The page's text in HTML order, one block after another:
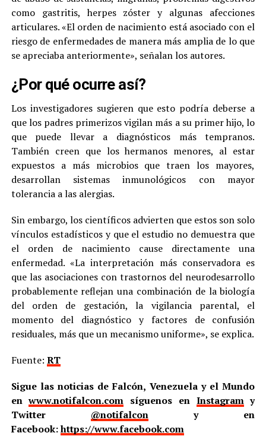
como gastritis, herpes zóster y algunas afecciones
articulares. «El orden de nacimiento está asociado con el
riesgo de enfermedades de manera más amplia de lo que
se apreciaba anteriormente», señalan los autores.
¿Por qué ocurre así?
Los investigadores sugieren que esto podría deberse a
que los padres primerizos vigilan más a su primer hijo, lo
que puede llevar a diagnósticos más tempranos.
También creen que los hermanos menores, al estar
expuestos a más microbios que traen los mayores,
desarrollan sistemas inmunológicos con mayor
tolerancia a las alergias.
Sin embargo, los científicos advierten que estos son solo
vínculos estadísticos y que el estudio no demuestra que
el orden de nacimiento cause directamente una
enfermedad. «La interpretación más conservadora es
que las asociaciones con trastornos del neurodesarrollo
probablemente reflejan una combinación de la biología
del orden de gestación, la vigilancia parental, el
momento del diagnóstico y factores de confusión
residuales, más que un mecanismo uniforme», se explica.
Fuente: RT
Sigue las noticias de Falcón, Venezuela y el Mundo
enwww.notifalcon.com síguenos en Instagramy
Twitter @notifalcony en
Facebook:https://www.facebook.com